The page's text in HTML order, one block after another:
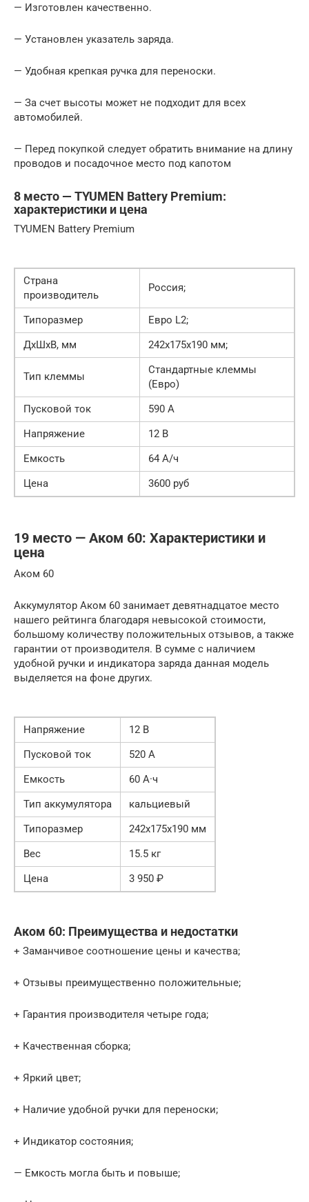
— Изготовлен качественно.
— Установлен указатель заряда.
— Удобная крепкая ручка для переноски.
— За счет высоты может не подходит для всех
автомобилей.
— Перед покупкой следует обратить внимание на длину
проводов и посадочное место под капотом
8 место — TYUMEN Battery Premium:
характеристики и цена
TYUMEN Battery Premium
Страна
производитель
Россия;
Типоразмер
Евро L2;
ДхШхВ, мм
242х175х190 мм;
Тип клеммы
Стандартные клеммы
(Евро)
Пусковой ток
590 А
Напряжение
12 В
Емкость
64 А/ч
Цена
3600 руб
19 место — Аком 60: Характеристики и
цена
Аком 60
Аккумулятор Аком 60 занимает девятнадцатое место
нашего рейтинга благодаря невысокой стоимости,
большому количеству положительных отзывов, а также
гарантии от производителя. В сумме с наличием
удобной ручки и индикатора заряда данная модель
выделяется на фоне других.
Напряжение
12 В
Пусковой ток
520 А
Емкость
60 А·ч
Тип аккумулятора
кальциевый
Типоразмер
242х175х190 мм
Вес
15.5 кг
Цена
3 950 ₽
Аком 60: Преимущества и недостатки
+ Заманчивое соотношение цены и качества;
+ Отзывы преимущественно положительные;
+ Гарантия производителя четыре года;
+ Качественная сборка;
+ Яркий цвет;
+ Наличие удобной ручки для переноски;
+ Индикатор состояния;
— Емкость могла быть и повыше;